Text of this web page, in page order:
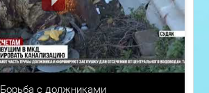
Борьба с должниками